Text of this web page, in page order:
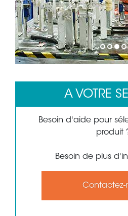
1 2 3 4
A VOTRE
Besoin d'aide pour
produit
Besoin de plus
Contactez-